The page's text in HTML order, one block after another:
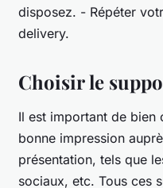
disposez. - Répéter
delivery.
Choisir le
Il est important de bien
bonne impression
présentation, tels que
sociaux, etc. Tous ces